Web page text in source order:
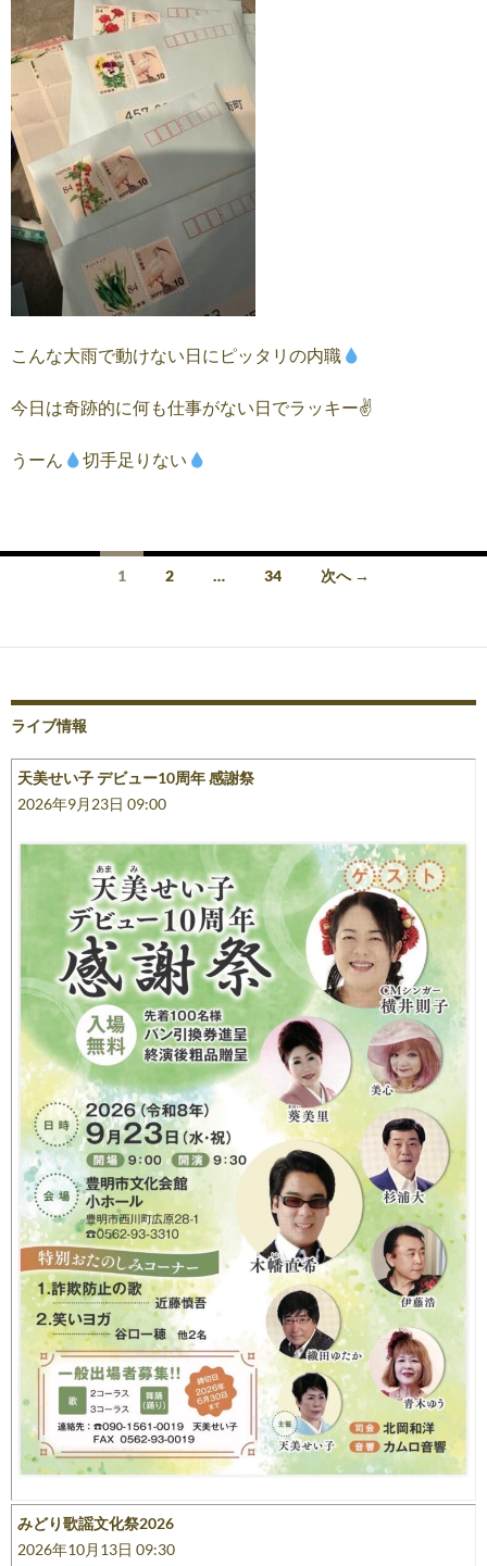
こんな大雨で動けない日にピッタリの内職
今日は奇跡的に何も仕事がない日でラッキー✌️
うーん 切手足りない
ナ
ゲ
ー
シ
ョ
ン
1 2 … 34 次へ →
ライブ情報
天美せい子 デビュー10周年 感謝祭
2026年9月23日 09:00
みどり歌謡文化祭2026
2026年10月13日 09:30